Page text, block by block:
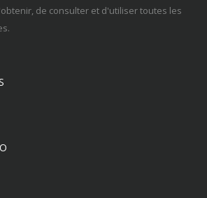
de consulter et d'utiliser toutes les